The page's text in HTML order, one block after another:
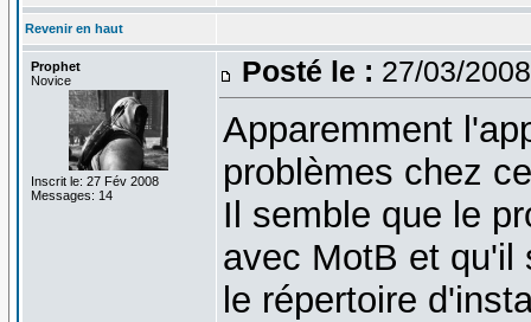
Revenir en haut
Prophet
Novice
Inscrit le: 27 Fév 2008
Messages: 14
Posté le : 27/03/
Apparemment
problèmes chez
Il semble que le
avec MotB et qu'il
le répertoire